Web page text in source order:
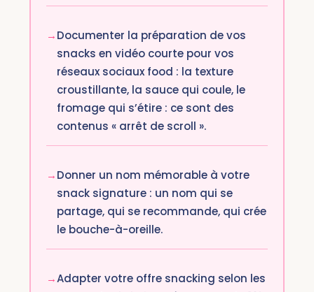
Documenter la préparation de vos
snacks en vidéo courte pour vos
réseaux sociaux food : la texture
croustillante, la sauce qui coule, le
fromage qui s’étire : ce sont des
contenus « arrêt de scroll ».
Donner un nom mémorable à votre
snack signature : un nom qui se
partage, qui se recommande, qui crée
le bouche-à-oreille.
Adapter votre offre snacking selon les